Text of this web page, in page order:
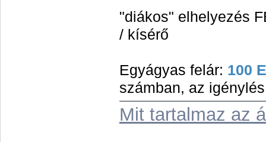
"diákos" elhelyezés
/ kísérő
Egyágyas felár: 100
számban, az
Mit tartalmaz az